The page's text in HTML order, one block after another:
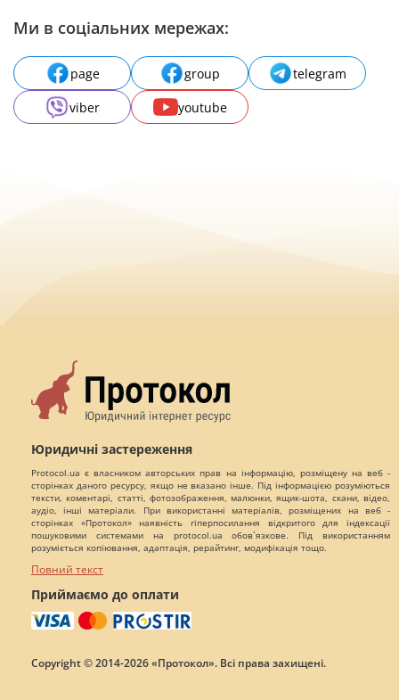
Ми в соціальних мережах:
page group
telegram
viber
youtube
Юридичні застереження
Protocol.ua є власником авторських прав на інформацію, розміщену на веб -
сторінках даного ресурсу, якщо не вказано інше. Під інформацією розуміються
тексти, коментарі, статті, фотозображення, малюнки, ящик-шота, скани, відео,
аудіо, інші матеріали. При використанні матеріалів, розміщених на веб -
сторінках «Протокол» наявність гіперпосилання відкритого для індексації
пошуковими системами на protocol.ua обов`язкове. Під використанням
розуміється копіювання, адаптація, рерайтинг, модифікація тощо.
Повний текст
Приймаємо до оплати
Copyright © 2014-2026 «Протокол». Всі права захищені.